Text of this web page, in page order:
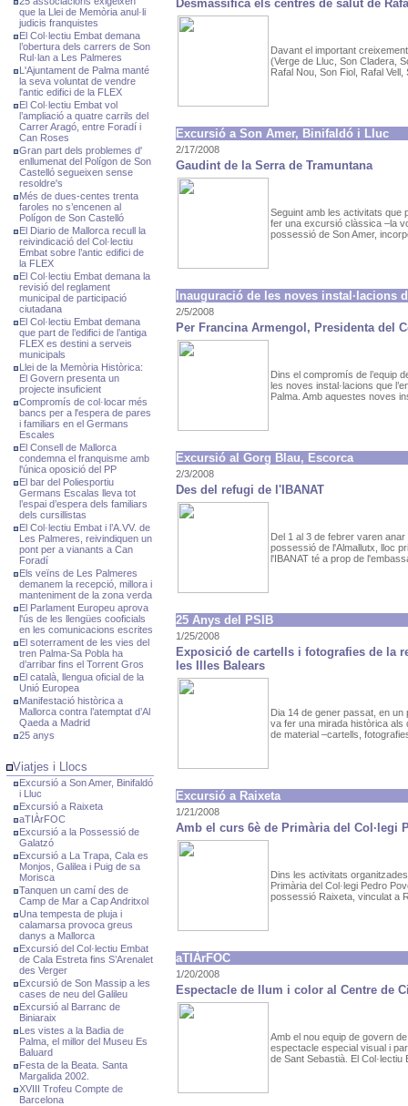
que la Llei de Memòria anul·li
judicis franquistes
El Col·lectiu Embat demana
l’obertura dels carrers de Son
Rul·lan a Les Palmeres
L'Ajuntament de Palma manté
la seva voluntat de vendre
l'antic edifici de la FLEX
El Col·lectiu Embat vol
l’ampliació a quatre carrils del
Carrer Aragó, entre Foradí i
Can Roses
Gran part dels problemes d'
enllumenat del Polígon de Son
Castelló segueixen sense
resoldre's
Més de dues-centes trenta
faroles no s’encenen al
Polígon de Son Castelló
El Diario de Mallorca recull la
reivindicació del Col·lectiu
Embat sobre l’antic edifici de
la FLEX
El Col·lectiu Embat demana la
revisió del reglament
municipal de participació
ciutadana
El Col·lectiu Embat demana
que part de l’edifici de l’antiga
FLEX es destini a serveis
municipals
Llei de la Memòria Històrica:
El Govern presenta un
projecte insuficient
Compromís de col·locar més
bancs per a l'espera de pares
i familiars en el Germans
Escales
El Consell de Mallorca
condemna el franquisme amb
l'única oposició del PP
El bar del Poliesportiu
Germans Escalas lleva tot
l’espai d’espera dels familiars
dels cursillistas
El Col·lectiu Embat i l’A.VV. de
Les Palmeres, reivindiquen un
pont per a vianants a Can
Foradí
Els veïns de Les Palmeres
demanem la recepció, millora i
manteniment de la zona verda
El Parlament Europeu aprova
l'ús de les llengües cooficials
en les comunicacions escrites
El soterrament de les vies del
tren Palma-Sa Pobla ha
d’arribar fins el Torrent Gros
El català, llengua oficial de la
Unió Europea
Manifestació històrica a
Mallorca contra l’atemptat d’Al
Qaeda a Madrid
25 anys
Viatjes i Llocs
Excursió a Son Amer, Binifaldó
i Lluc
Excursió a Raixeta
aTIÀrFOC
Excursió a la Possessió de
Galatzó
Excursió a La Trapa, Cala es
Monjos, Galilea i Puig de sa
Morisca
Tanquen un camí des de
Camp de Mar a Cap Andritxol
Una tempesta de pluja i
calamarsa provoca greus
danys a Mallorca
Excursió del Col·lectiu Embat
de Cala Estreta fins S’Arenalet
des Verger
Excursió de Son Massip a les
cases de neu del Galileu
Excursió al Barranc de
Biniaraix
Les vistes a la Badia de
Palma, el millor del Museu Es
Baluard
Festa de la Beata. Santa
Margalida 2002.
XVIII Trofeu Compte de
Barcelona
Desmassifica els centres de salut de
Davant el important
(Verge de Lluc, Son Cladera,
Rafal Nou, Son Fiol, Rafal
Excursió a Son Amer, Binifaldó i Lluc
2/17/2008
Gaudint de la Serra de Tramuntana
Seguint amb les activitats que
fer una excursió clàssica –la
possessió de Son Amer,
Inauguració de les noves instal·lacions
2/5/2008
Per Francina Armengol, Presidenta del
Dins el compromís de l’equip
les noves instal·lacions que
Palma. Amb aquestes noves
Excursió al Gorg Blau, Escorca
2/3/2008
Des del refugi de l'IBANAT
Del 1 al 3 de febrer varen
possessió de l'Almallutx, lloc
l'IBANAT té a prop de
25 Anys del PSIB
1/25/2008
Exposició de cartells i fotografies de la
les Illes Balears
Dia 14 de gener passat, en
va fer una mirada històrica
de material –cartells,
Excursió a Raixeta
1/21/2008
Amb el curs 6è de Primària del Col·legi
Dins les activitats
Primària del Col·legi Pedro
possessió Raixeta, vinculat a
aTIÀrFOC
1/20/2008
Espectacle de llum i color al Centre de
Amb el nou equip de govern
espectacle especial visual i
de Sant Sebastià. El Col·lectiu